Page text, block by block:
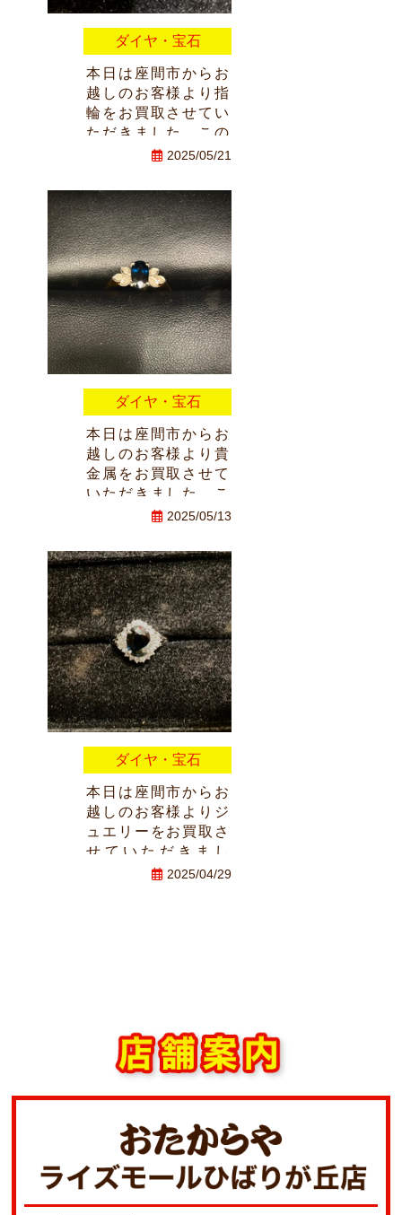
ダイヤ・宝石
本日は座間市からお
越しのお客様より指
輪をお買取させてい
ただきました。この
度はおたからやライ
店にご来店ありがと
うございました。
またのお越しスタッ
フ一同お待ちしてお
ります。
2025/05/21
ダイヤ・宝石
本日は座間市からお
越しのお客様より貴
金属をお買取させて
いただきました。こ
の度はおたからやラ
丘店にご来店ありが
とうございました。
またのお越しスタッ
フ一同お待ちしてお
ります。
2025/05/13
ダイヤ・宝石
本日は座間市からお
越しのお客様よりジ
ュエリーをお買取さ
せていただきまし
た。この度はおたか
2025/04/29